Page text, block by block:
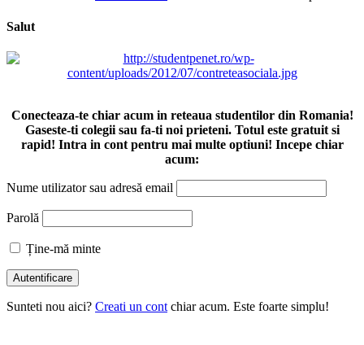
Salut
Conecteaza-te chiar acum in reteaua studentilor din Romania!
Gaseste-ti colegii sau fa-ti noi prieteni. Totul este gratuit si
rapid! Intra in cont pentru mai multe optiuni! Incepe chiar
acum:
Nume utilizator sau adresă email
Parolă
Ține-mă minte
Sunteti nou aici? Creati un cont chiar acum. Este foarte simplu!